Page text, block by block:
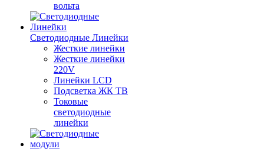
вольта
Светодиодные Линейки
Жесткие линейки
Жесткие линейки
220V
Линейки LCD
Подсветка ЖК ТВ
Токовые
светодиодные
линейки